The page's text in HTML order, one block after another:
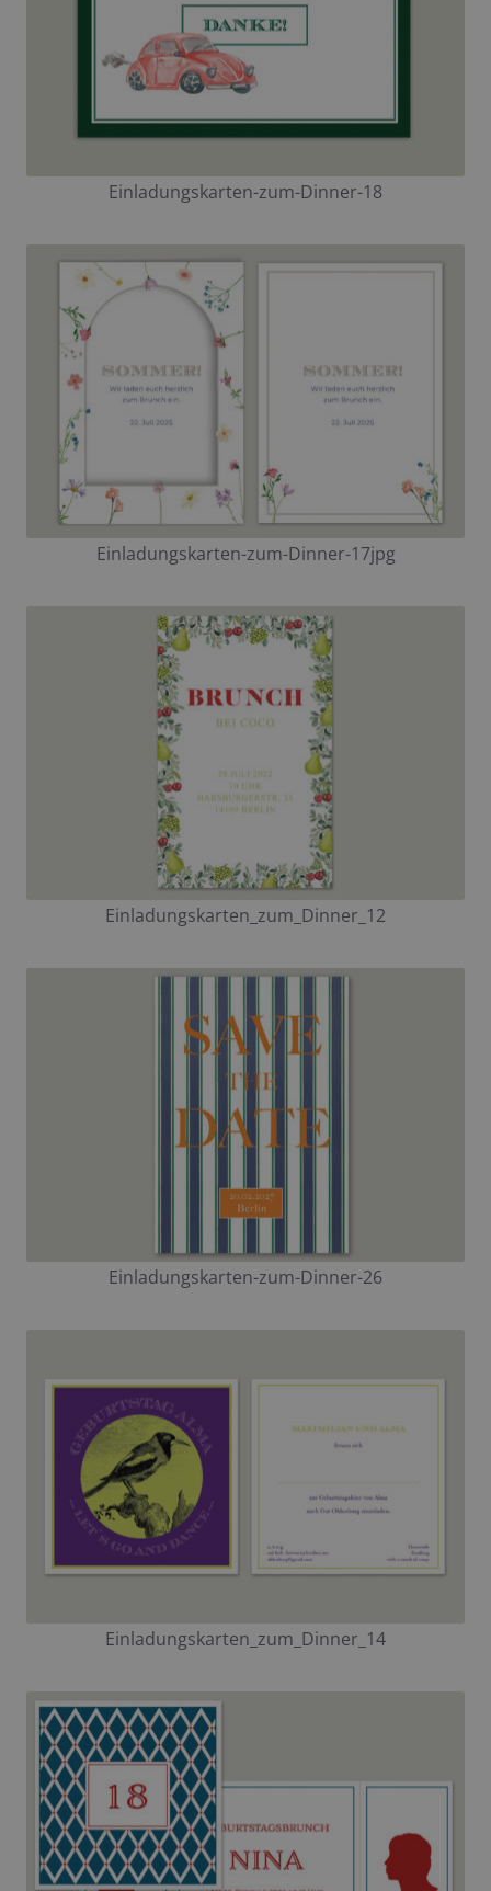
Einladungskarten-zum-Dinner-18
Einladungskarten-zum-Dinner-17jpg
Einladungskarten_zum_Dinner_12
Einladungskarten-zum-Dinner-26
Einladungskarten_zum_Dinner_14